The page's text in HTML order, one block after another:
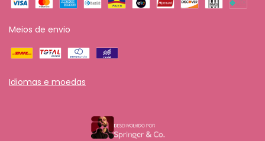
Meios de envio
Idiomas e moedas